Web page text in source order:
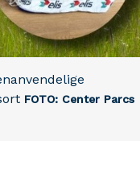
FOTO: Center Parcs